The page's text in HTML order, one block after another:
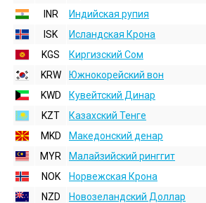
INR
Индийская pупия
ISK
Исландская Крона
KGS
Киргизский Сом
KRW
Южнокорейский вон
KWD
Кувейтский Динар
KZT
Казахский Тенге
MKD
Македонский денар
MYR
Малайзийский ринггит
NOK
Норвежская Крона
NZD
Новозеландский Доллар